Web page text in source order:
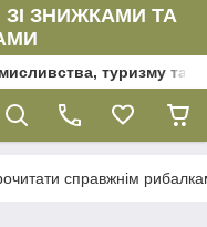
ЗІ ЗНИЖКАМИ ТА
туризму та
справжнім